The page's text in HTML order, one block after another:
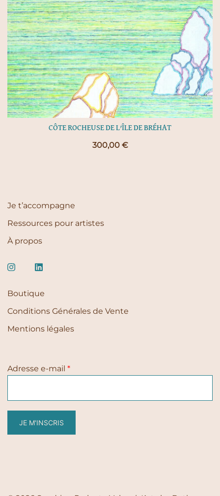
CÔTE ROCHEUSE DE L’ÎLE DE BRÉHAT
300,00 €
Je t’accompagne
Ressources pour artistes
À propos
Boutique
Conditions Générales de Vente
Mentions légales
Adresse e-mail *
JE M'INSCRIS